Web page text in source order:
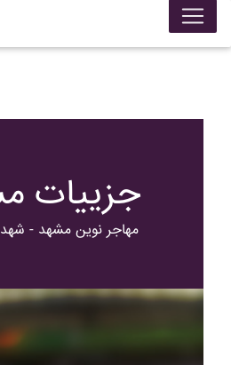
جزییات
مهاجر نوين مشهد -